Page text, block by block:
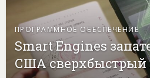
ПРОГРАММНОЕ ОБЕСПЕЧЕНИЕ
Smart Engines
США